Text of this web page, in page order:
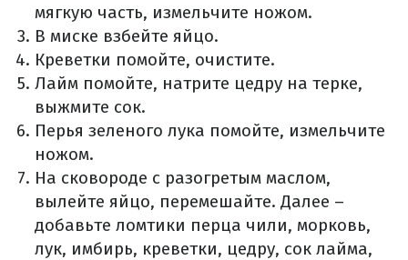
мягкую часть, измельчите ножом.
В миске взбейте яйцо.
Креветки помойте, очистите.
Лайм помойте, натрите цедру на терке,
выжмите сок.
Перья зеленого лука помойте, измельчите
ножом.
На сковороде с разогретым маслом,
вылейте яйцо, перемешайте. Далее –
добавьте ломтики перца чили, морковь,
лук, имбирь, креветки, цедру, сок лайма,